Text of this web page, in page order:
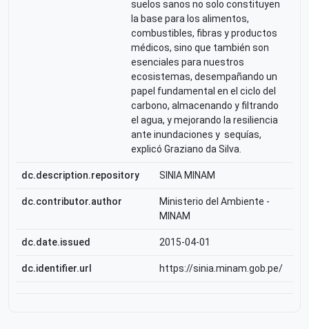
suelos sanos no solo constituyen
la base para los alimentos,
combustibles, fibras y productos
médicos, sino que también son
esenciales para nuestros
ecosistemas, desempañando un
papel fundamental en el ciclo del
carbono, almacenando y filtrando
el agua, y mejorando la resiliencia
ante inundaciones y sequías,
explicó Graziano da Silva.
dc.description.repository SINIA MINAM
dc.contributor.author
Ministerio del Ambiente -
MINAM
dc.date.issued 2015-04-01
dc.identifier.url https://sinia.minam.gob.pe/